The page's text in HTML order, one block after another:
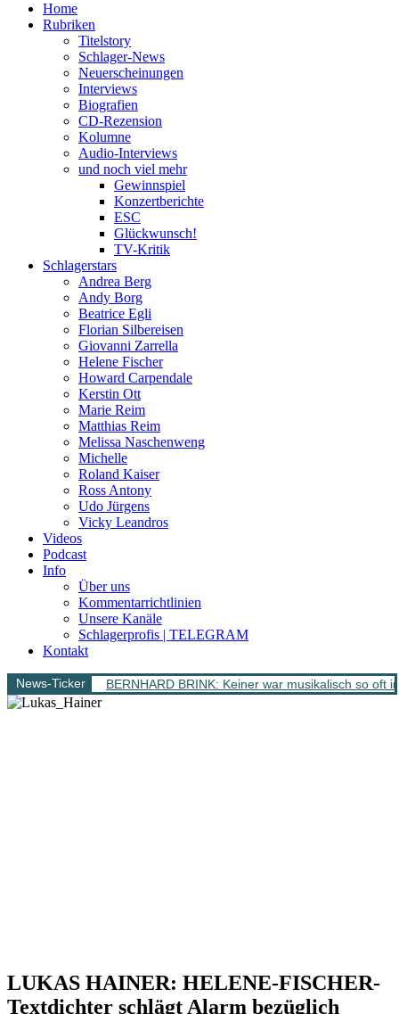
Home
Rubriken
Titelstory
Schlager-News
Neuerscheinungen
Interviews
Biografien
CD-Rezension
Kolumne
Audio-Interviews
und noch viel mehr
Gewinnspiel
Konzertberichte
ESC
Glückwunsch!
TV-Kritik
Schlagerstars
Andrea Berg
Andy Borg
Beatrice Egli
Florian Silbereisen
Giovanni Zarrella
Helene Fischer
Howard Carpendale
Kerstin Ott
Marie Reim
Matthias Reim
Melissa Naschenweng
Michelle
Roland Kaiser
Ross Antony
Udo Jürgens
Vicky Leandros
Videos
Podcast
Info
Über uns
Kommentarrichtlinien
Unsere Kanäle
Schlagerprofis | TELEGRAM
Kontakt
News-Ticker BERNHARD BRINK: Keiner war musikalisch so oft
LUKAS HAINER: HELENE-FISCHER-
Textdichter schlägt Alarm bezüglich